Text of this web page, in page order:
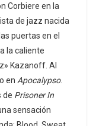
Corbiere en la
de jazz nacida
puertas en el
la caliente
Kazanoff. Al
en Apocalypso.
de Prisoner In
sensación